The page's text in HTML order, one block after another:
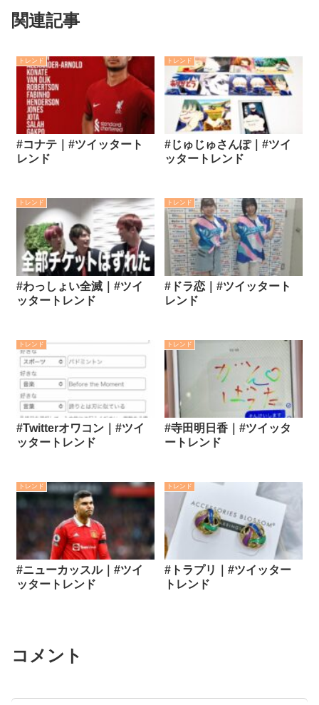
関連記事
トレンド
#コナテ｜#ツイッタート
レンド
トレンド
#じゅじゅさんぽ｜#ツイ
ッタートレンド
トレンド
#わっしょい全滅｜#ツイ
ッタートレンド
トレンド
#ドラ恋｜#ツイッタート
レンド
トレンド
#Twitterオワコン｜#ツイ
ッタートレンド
トレンド
#寺田明日香｜#ツイッタ
ートレンド
トレンド
#ニューカッスル｜#ツイ
ッタートレンド
トレンド
#トラプリ｜#ツイッター
トレンド
コメント